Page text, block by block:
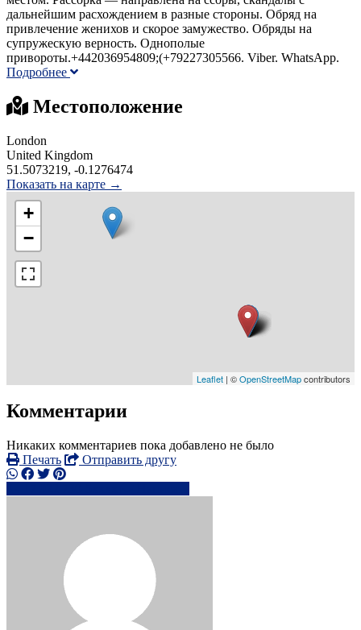
дальнейшим расхождением в разные стороны. Обряд на
привлечение женихов и скорое замужество. Обряды на
супружескую верность. Однополые
привороты.+442036954809;(+79227305566. Viber. WhatsApp.
Подробнее
Местоположение
London
United Kingdom
51.5073219, -0.1276474
Показать на карте →
+
−
Leaflet | ©OpenStreetMapcontributors
Комментарии
Никаких комментариев пока добавлено не было
Печать
Отправить другу